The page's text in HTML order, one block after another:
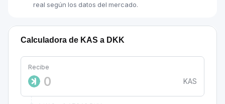
real según los datos del mercado.
Calculadora de KAS a DKK
Recibe
KAS